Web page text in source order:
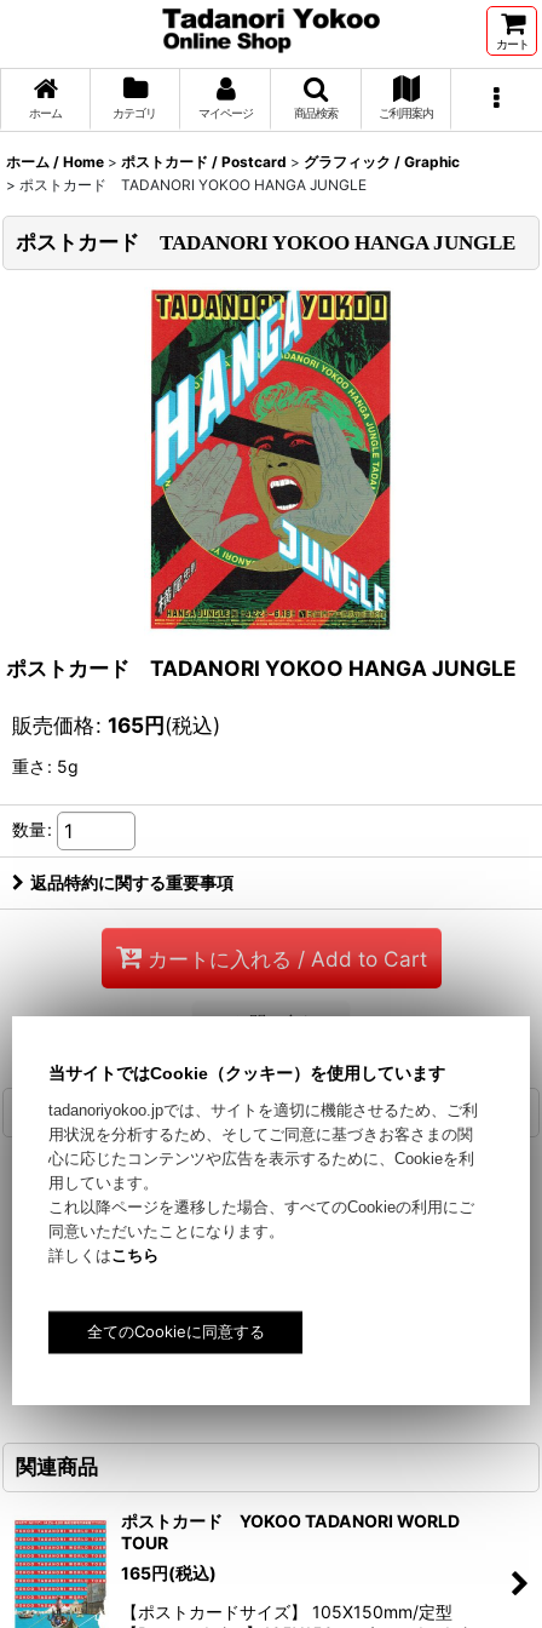
カート
ホーム カテゴリ マイページ 商品検索 ご利用案内
ホーム / Home > ポストカード / Postcard > グラフィック / Graphic
> ポストカード TADANORI YOKOO HANGA JUNGLE
ポストカード TADANORI YOKOO HANGA JUNGLE
ポストカード TADANORI YOKOO HANGA JUNGLE
販売価格: 165円(税込)
重さ : 5g
数量:
返品特約に関する重要事項
カートに入れる / Add to Cart
お問い合わせ
商品詳細
【ポストカードサイズ】 105X150mm/定型
【Postcard size】105X150mm / standard size
関連商品
ポストカード YOKOO TADANORI WORLD
TOUR
165円(税込)
【ポストカードサイズ】 105X150mm/定型
当サイトではCookie（クッキー）を使用しています
tadanoriyokoo.jpでは、サイトを適切に機能させるため、ご利
用状況を分析するため、そしてご同意に基づきお客さまの関
心に応じたコンテンツや広告を表示するために、Cookieを利
用しています。
これ以降ページを遷移した場合、すべてのCookieの利用にご
同意いただいたことになります。
詳しくはこちら